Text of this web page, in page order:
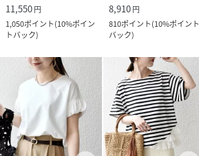
11,550円
1,050ポイント(10%ポイン
トバック)
8,910円
810ポイント(10%ポイント
バック)